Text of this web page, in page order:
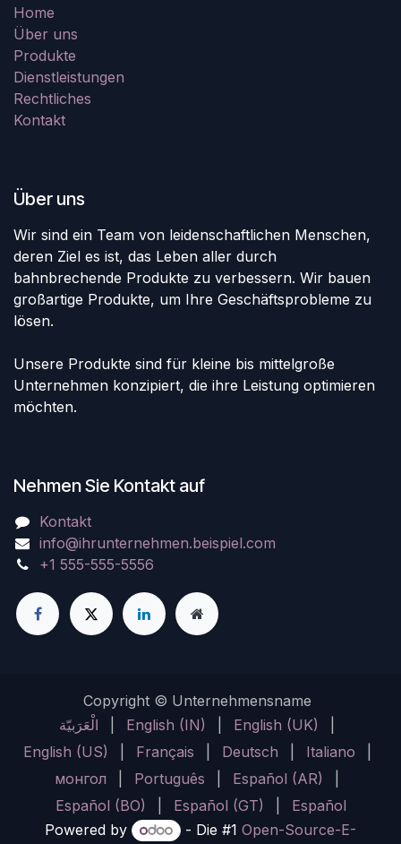
Home
Über uns
Produkte
Dienstleistungen
Rechtliches
Kontakt
Über uns
Wir sind ein Team von leidenschaftlichen Menschen,
deren Ziel es ist, das Leben aller durch
bahnbrechende Produkte zu verbessern. Wir bauen
großartige Produkte, um Ihre Geschäftsprobleme zu
lösen.
Unsere Produkte sind für kleine bis mittelgroße
Unternehmen konzipiert, die ihre Leistung optimieren
möchten.
Nehmen Sie Kontakt auf
Kontakt
info@ihrunternehmen.beispiel.com
+1 555-555-5556
Copyright © Unternehmensname
الْعَرَبيّة
English (IN) English (UK)
English (US)
Français Deutsch Italiano
монгол
Português Español (AR)
Español (BO)
Español (GT)
Español
Powered by
- Die #1 Open-Source-E-